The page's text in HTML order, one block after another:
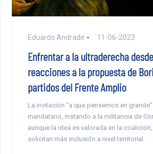
Eduardo Andrade 11-06-2023
Enfrentar a la ultraderecha
reacciones a la propuesta de
partidos del Frente Amplio
La invitación “a que pensemos en
mandatario, instando a la militancia de
aunque la idea es valorada en la
solicitan más inclusión a nivel territorial.